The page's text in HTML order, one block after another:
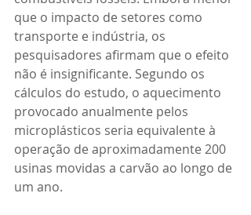
que o impacto de setores como
transporte e indústria, os
pesquisadores afirmam que o efeito
não é insignificante. Segundo os
cálculos do estudo, o aquecimento
provocado anualmente pelos
microplásticos seria equivalente à
operação de aproximadamente 200
usinas movidas a carvão ao longo de
um ano.